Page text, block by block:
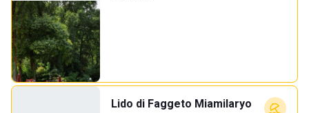
Lido di Faggeto Miamilaryo